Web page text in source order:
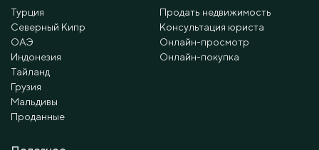
Турция
Северный Кипр
ОАЭ
Индонезия
Тайланд
Грузия
Мальдивы
Проданные
Продать недвижимость
Консультация юриста
Онлайн-просмотр
Онлайн-покупка